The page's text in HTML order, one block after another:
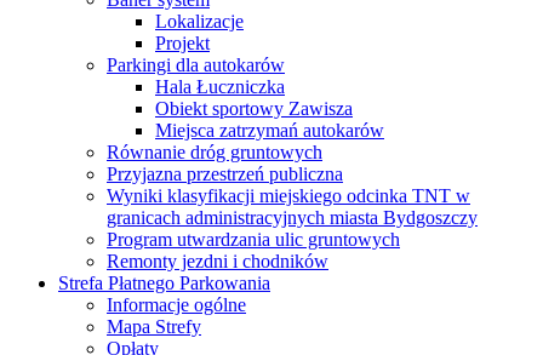
Lokalizacje
Projekt
Parkingi dla autokarów
Hala Łuczniczka
Obiekt sportowy Zawisza
Miejsca zatrzymań autokarów
Równanie dróg gruntowych
Przyjazna przestrzeń publiczna
Wyniki klasyfikacji miejskiego odcinka TNT w
granicach administracyjnych miasta Bydgoszczy
Program utwardzania ulic gruntowych
Remonty jezdni i chodników
Strefa Płatnego Parkowania
Informacje ogólne
Mapa Strefy
Opłaty